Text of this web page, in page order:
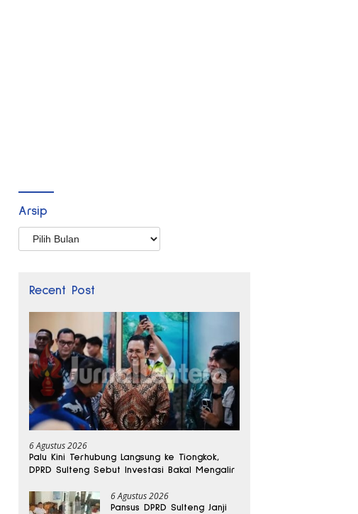
Arsip
Arsip
Recent Post
6 Agustus 2026
Palu Kini Terhubung Langsung ke Tiongkok,
DPRD Sulteng Sebut Investasi Bakal Mengalir
6 Agustus 2026
Pansus DPRD Sulteng Janji